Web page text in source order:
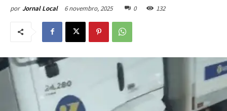
por Jornal Local 6 novembro, 2025 0 132